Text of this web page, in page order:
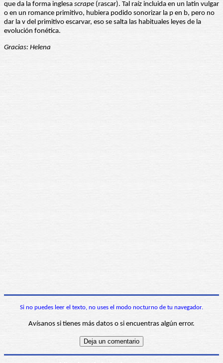
que da la forma inglesa scrape (rascar). Tal raíz incluida en un latín vulgar
o en un romance primitivo, hubiera podido sonorizar la p en b, pero no
dar la v del primitivo escarvar, eso se salta las habituales leyes de la
evolución fonética.
Gracias: Helena
Si no puedes leer el texto, no uses el modo nocturno de tu navegador.
Avísanos si tienes más datos o si encuentras algún error.